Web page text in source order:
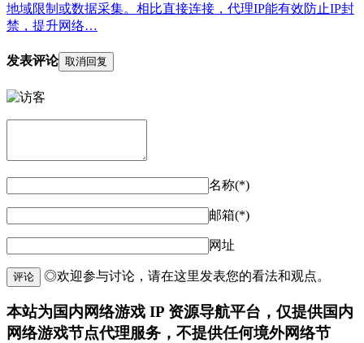
地域限制或数据采集。相比直接连接，代理IP能有效防止IP封
禁，提升网络…
发表评论 取消回复
名称(*)
邮箱(*)
网址
评论 ◎欢迎参与讨论，请在这里发表您的看法和观点。
本站为国内网络游戏 IP 资源导航平台，仅提供国内
网络游戏节点代理服务，不提供任何境外网络节